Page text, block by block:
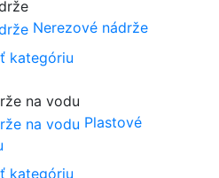
Nerezové nádrže
kategóriu
Plastové
kategóriu